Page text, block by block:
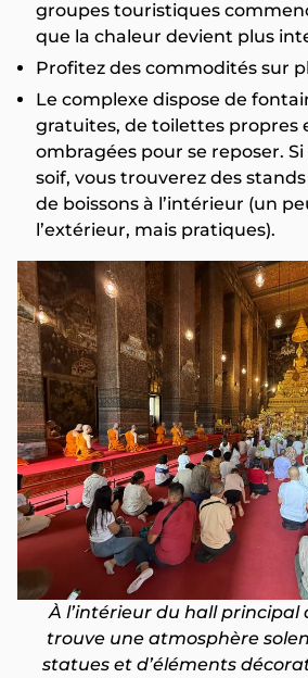
groupes touristiques
que la chaleur devient plus
Profitez des commodités sur
Le complexe dispose de
gratuites, de toilettes propres
ombragées pour se reposer.
soif, vous trouverez des
de boissons à l’intérieur (un
l’extérieur, mais pratiques).
À l’intérieur du hall principal
trouve une atmosphère
statues et d’éléments